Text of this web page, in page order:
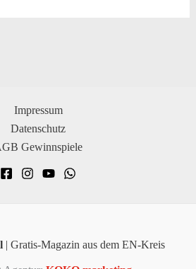
Impressum
Datenschutz
Gewinnspiele
| Gratis-Magazin aus dem EN-Kreis